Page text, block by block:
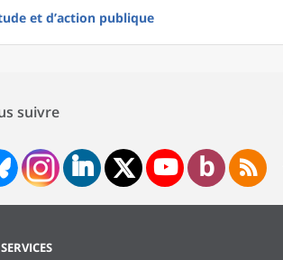
et d’action publique
suivre
SERVICES